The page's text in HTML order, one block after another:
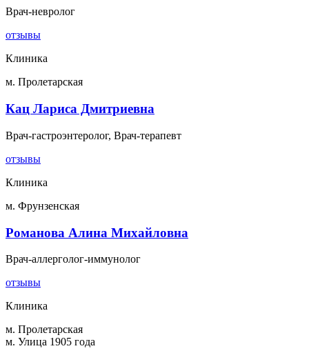
Врач-невролог
отзывы
Клиника
м. Пролетарская
Кац Лариса Дмитриевна
Врач-гастроэнтеролог, Врач-терапевт
отзывы
Клиника
м. Фрунзенская
Романова Алина Михайловна
Врач-аллерголог-иммунолог
отзывы
Клиника
м. Пролетарская
м. Улица 1905 года